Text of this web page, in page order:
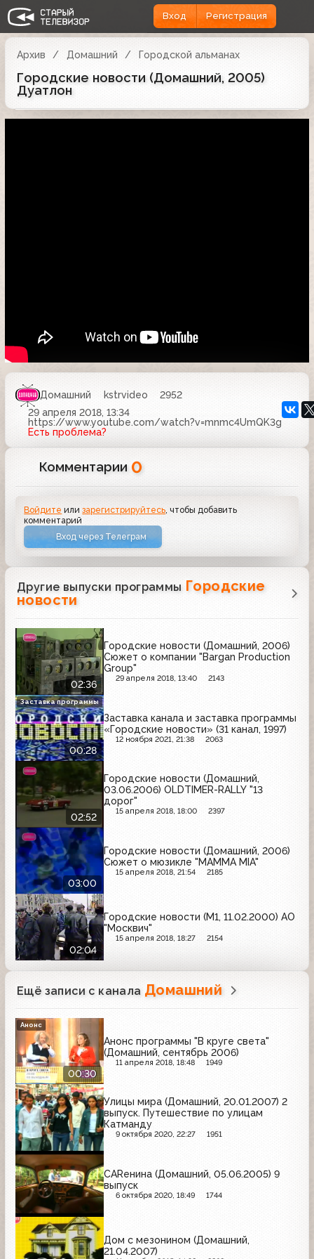
Вход Регистрация
Архив Домашний Городской альманах
Городские новости (Домашний, 2005)
Дуатлон
Домашний kstrvideo
2952
29 апреля 2018, 13:34
https://www.youtube.com/watch?v=mnmc4UmQK3g
Есть проблема?
Комментарии 0
Войдите илизарегистрируйтесь , чтобы добавить
комментарий
Вход через Телеграм
Другие выпуски программы Городские
новости
02:36
Городские новости (Домашний, 2006)
Сюжет о компании "Bargan Production
Group"
29 апреля 2018, 13:40 2143
00:28
Заставка канала и заставка программы
«Городские новости» (31 канал, 1997)
12 ноября 2021, 21:38 2063
Заставка программы
02:52
Городские новости (Домашний,
03.06.2006) OLDTIMER-RALLY "13
дорог"
15 апреля 2018, 18:00 2397
03:00
Городские новости (Домашний, 2006)
Сюжет о мюзикле "MAMMA MIA"
15 апреля 2018, 21:54 2185
02:04
Городские новости (М1, 11.02.2000) АО
"Москвич"
15 апреля 2018, 18:27 2154
Ещё записи с канала Домашний
00:30
Анонс программы "В круге света"
(Домашний, сентябрь 2006)
11 апреля 2018, 18:48 1949
Анонс
Улицы мира (Домашний, 20.01.2007) 2
выпуск. Путешествие по улицам
Катманду
9 октября 2020, 22:27 1951
CARенина (Домашний, 05.06.2005) 9
выпуск
6 октября 2020, 18:49 1744
Дом с мезонином (Домашний,
21.04.2007)